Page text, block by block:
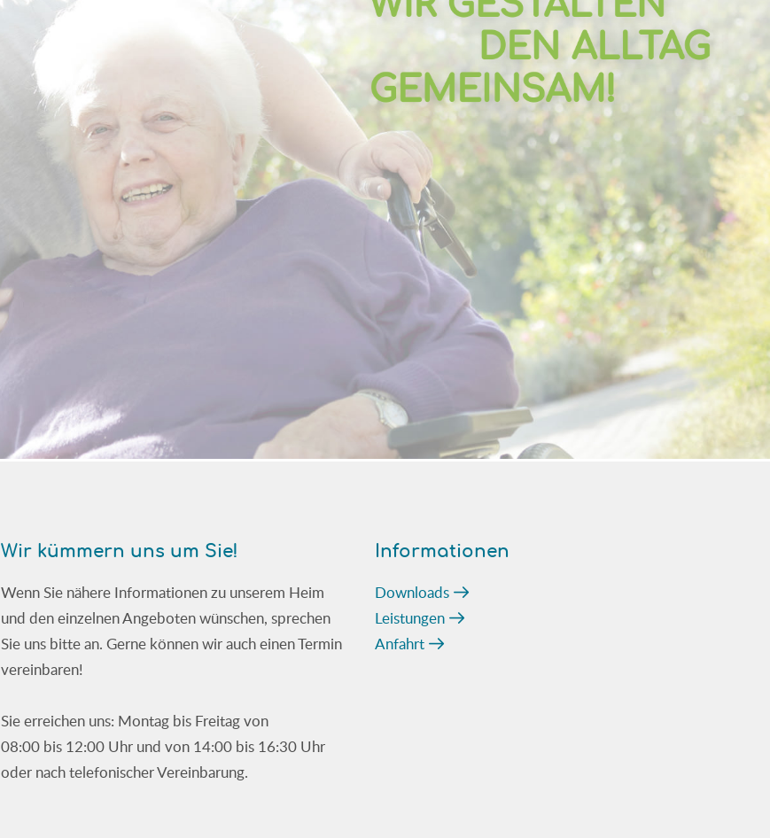
Wir kümmern uns um Sie!
Wenn Sie nähere Informationen zu unserem Heim
und den einzelnen Angeboten wünschen, sprechen
Sie uns bitte an. Gerne können wir auch einen Termin
vereinbaren!
Sie erreichen uns: Montag bis Freitag von
08:00 bis 12:00 Uhr und von 14:00 bis 16:30 Uhr
oder nach telefonischer Vereinbarung.
Informationen
Downloads
Leistungen
Anfahrt